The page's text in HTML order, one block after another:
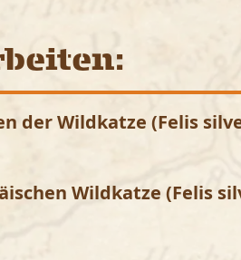
der Wildkatze (Felis
Wildkatze (Felis